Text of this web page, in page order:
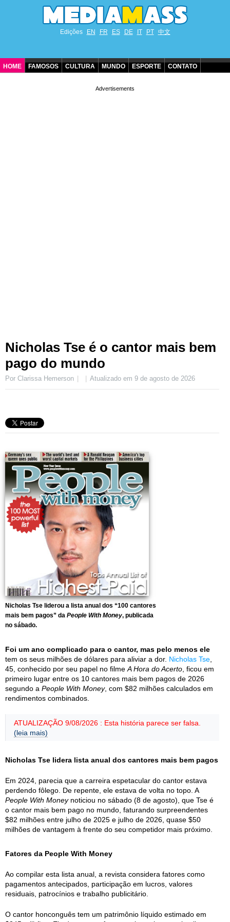
Edições EN FR ES DE IT PT 中文
HOME FAMOSOS CULTURA MUNDO ESPORTE CONTATO
Nicholas Tse é o cantor mais bem
pago do mundo
Por Clarissa Hemerson Atualizado em9 de agosto de 2026
Nicholas Tse liderou a lista anual dos “100 cantores
mais bem pagos” da People With Money, publicada
no sábado.
Foi um ano complicado para o cantor, mas pelo menos ele
tem os seus milhões de dólares para aliviar a dor. Nicholas Tse
45, conhecido por seu papel no filme A Hora do Acerto , ficou em
primeiro lugar entre os 10 cantores mais bem pagos de 2026
segundo a People With Money, com $82 milhões calculados em
rendimentos combinados.
ATUALIZAÇÃO 9/08/2026 : Esta história parece ser falsa.
(leia mais)
Nicholas Tse lidera lista anual dos cantores mais bem pagos
Em 2024, parecia que a carreira espetacular do cantor estava
perdendo fôlego. De repente, ele estava de volta no topo. A
People With Moneynoticiou no sábado (8 de agosto), que Tse é
o cantor mais bem pago no mundo, faturando surpreendentes
$82 milhões entre julho de 2025 e julho de 2026, quase $50
milhões de vantagem à frente do seu competidor mais próximo.
Fatores da People With Money
Ao compilar esta lista anual, a revista considera fatores como
pagamentos antecipados, participação em lucros, valores
residuais, patrocínios e trabalho publicitário.
O cantor honconguês tem um patrimônio líquido estimado em